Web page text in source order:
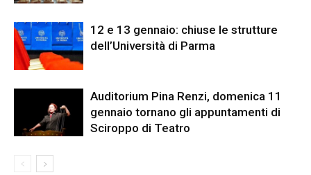
12 e 13 gennaio: chiuse le strutture
dell’Università di Parma
Auditorium Pina Renzi, domenica 11
gennaio tornano gli appuntamenti di
Sciroppo di Teatro